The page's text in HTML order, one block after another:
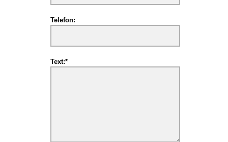
Telefon:
Text:*